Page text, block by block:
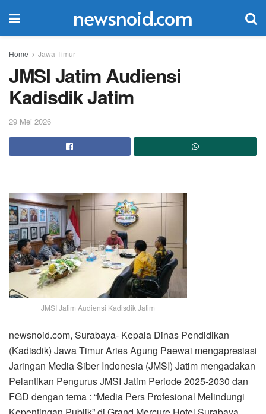
newsnoid.com
Home Jawa Timur
JMSI Jatim Audiensi
Kadisdik Jatim
29 Mei 2026
JMSI Jatim Audiensi Kadisdik Jatim
newsnoid.com, Surabaya- Kepala Dinas Pendidikan
(Kadisdik) Jawa Timur Aries Agung Paewai mengapresiasi
Jaringan Media Siber Indonesia (JMSI) Jatim mengadakan
Pelantikan Pengurus JMSI Jatim Periode 2025-2030 dan
FGD dengan tema : “Media Pers Profesional Melindungi